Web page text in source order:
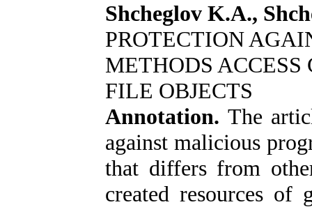
Shcheglov K.A.,
PROTECTION
METHODS
FILE OBJECTS
Annotation. The
against malicious
that differs from
created resources of